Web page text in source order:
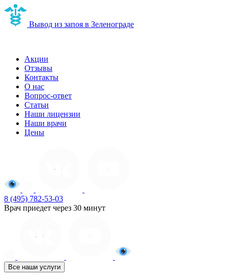
Вывод из запоя в Зеленограде
Акции
Отзывы
Контакты
О нас
Вопрос-ответ
Статьи
Наши лицензии
Наши врачи
Цены
8 (495) 782-53-03
Врач приедет через 30 минут
Все наши услуги